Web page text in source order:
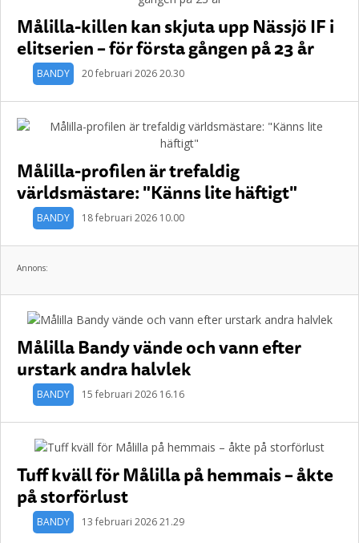
Målilla-killen kan skjuta upp Nässjö IF i
elitserien – för första gången på 23 år
BANDY 20 februari 2026 20.30
Målilla-profilen är trefaldig
världsmästare: "Känns lite häftigt"
BANDY 18 februari 2026 10.00
Annons:
Målilla Bandy vände och vann efter
urstark andra halvlek
BANDY 15 februari 2026 16.16
Tuff kväll för Målilla på hemmais – åkte
på storförlust
BANDY 13 februari 2026 21.29